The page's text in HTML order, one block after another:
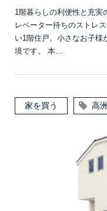
1階暮らしの利便性と充実
レベーター待ちのストレ
い1階住戸。小さなお子様
境です。 本…
家を買う 高